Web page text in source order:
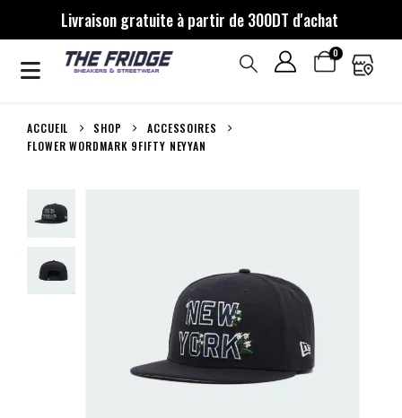
Livraison gratuite à partir de 300DT d'achat
0
ACCUEIL SHOP
ACCESSOIRES
FLOWER WORDMARK 9FIFTY NEYYAN